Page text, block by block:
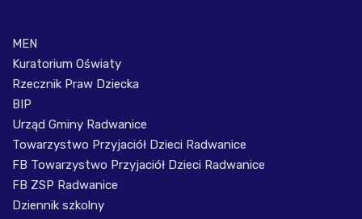
MEN
Kuratorium Oświaty
Rzecznik Praw Dziecka
BIP
Urząd Gminy Radwanice
Towarzystwo Przyjaciół Dzieci Radwanice
FB Towarzystwo Przyjaciół Dzieci Radwanice
FB ZSP Radwanice
Dziennik szkolny